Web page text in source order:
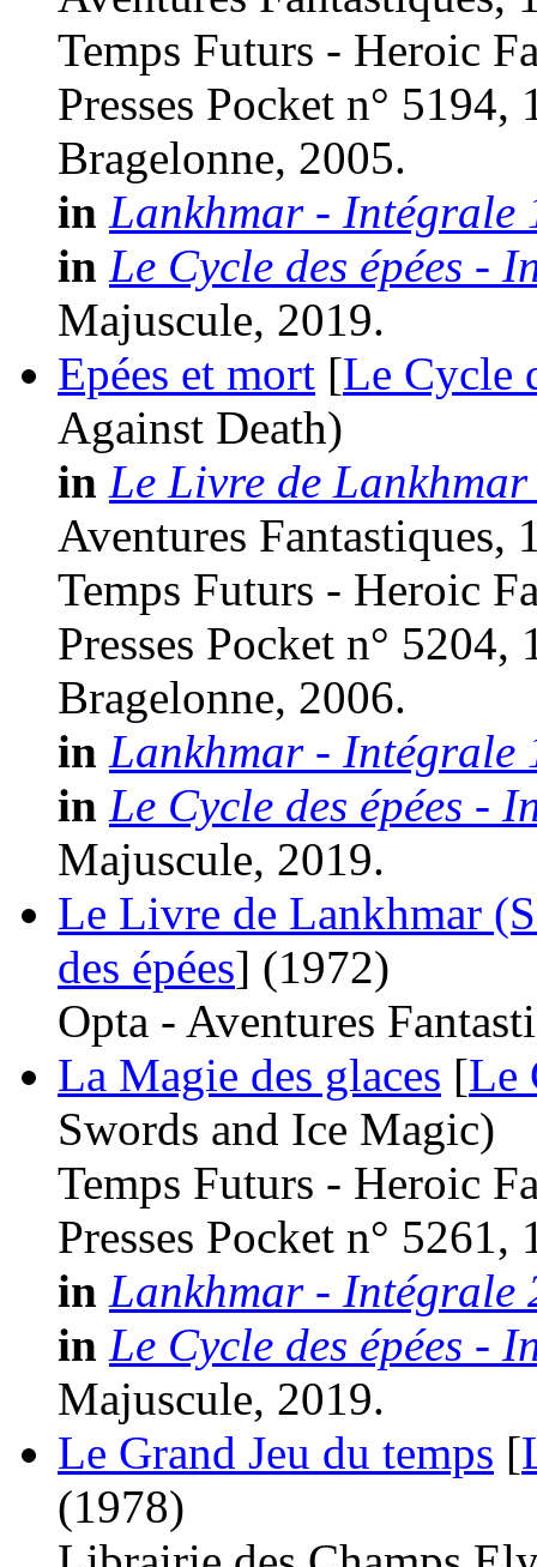
Temps Futurs - Heroic
Presses Pocket n° 5194,
Bragelonne, 2005.
in Lankhmar - Intégrale
in Le Cycle des épées -
Majuscule, 2019.
Epées et mort [Le Cycle
Against Death)
in Le Livre de Lankhmar
Aventures Fantastiques,
Temps Futurs - Heroic
Presses Pocket n° 5204,
Bragelonne, 2006.
in Lankhmar - Intégrale
in Le Cycle des épées -
Majuscule, 2019.
Le Livre de Lankhmar
des épées] (1972)
Opta - Aventures
La Magie des glaces [Le
Swords and Ice Magic)
Temps Futurs - Heroic
Presses Pocket n° 5261,
in Lankhmar - Intégrale
in Le Cycle des épées -
Majuscule, 2019.
Le Grand Jeu du temps [
(1978)